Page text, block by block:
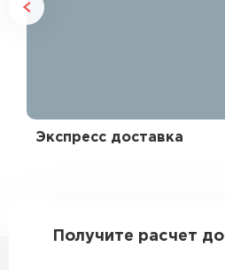
Экспресс доставка
Получите расчет